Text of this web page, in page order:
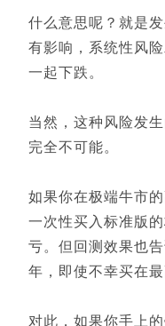
什么意思呢？就是
有影响，系统性风
一起下跌。
当然，这种风险发
完全不可能。
如果你在极端牛市
一次性买入标准版
亏。但回测效果也
年，即使不幸买在
对此，如果你手上